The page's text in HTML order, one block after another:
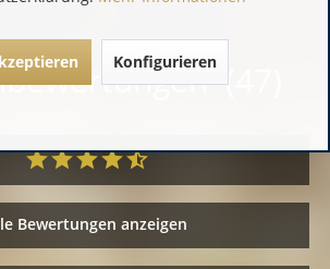
(47)
Bewertungen anzeigen
Konfigurieren